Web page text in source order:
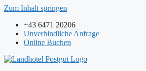
Zum Inhalt springen
+43 6471 20206
Unverbindliche Anfrage
Online Buchen